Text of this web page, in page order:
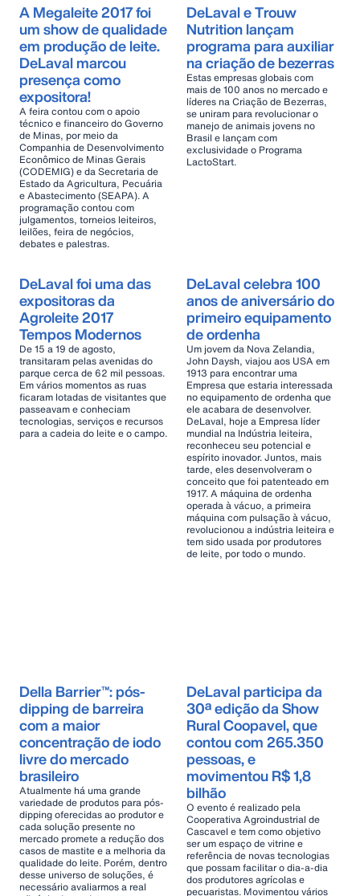
A Megaleite 2017 foi
um show de qualidade
em produção de leite.
DeLaval marcou
presença como
expositora!
A feira contou com o apoio
técnico e financeiro do Governo
de Minas, por meio da
Companhia de Desenvolvimento
Econômico de Minas Gerais
(CODEMIG) e da Secretaria de
Estado da Agricultura, Pecuária
e Abastecimento (SEAPA). A
programação contou com
julgamentos, torneios leiteiros,
leilões, feira de negócios,
debates e palestras.
DeLaval e Trouw
Nutrition lançam
programa para auxiliar
na criação de bezerras
Estas empresas globais com
mais de 100 anos no mercado e
líderes na Criação de Bezerras,
se uniram para revolucionar o
manejo de animais jovens no
Brasil e lançam com
exclusividade o Programa
LactoStart.
DeLaval foi uma das
expositoras da
Agroleite 2017
Tempos Modernos
De 15 a 19 de agosto,
transitaram pelas avenidas do
parque cerca de 62 mil pessoas.
Em vários momentos as ruas
ficaram lotadas de visitantes que
passeavam e conheciam
tecnologias, serviços e recursos
para a cadeia do leite e o campo.
DeLaval celebra 100
anos de aniversário do
primeiro equipamento
de ordenha
Um jovem da Nova Zelandia,
John Daysh, viajou aos USA em
1913 para encontrar uma
Empresa que estaria interessada
no equipamento de ordenha que
ele acabara de desenvolver.
DeLaval, hoje a Empresa líder
mundial na Indústria leiteira,
reconheceu seu potencial e
espírito inovador. Juntos, mais
tarde, eles desenvolveram o
conceito que foi patenteado em
1917. A máquina de ordenha
operada à vácuo, a primeira
máquina com pulsação à vácuo,
revolucionou a indústria leiteira e
tem sido usada por produtores
de leite, por todo o mundo.
Della Barrier™: pós-
dipping de barreira
com a maior
concentração de iodo
livre do mercado
brasileiro
Atualmente há uma grande
variedade de produtos para pós-
dipping oferecidas ao produtor e
cada solução presente no
mercado promete a redução dos
casos de mastite e a melhoria da
qualidade do leite. Porém, dentro
desse universo de soluções, é
necessário avaliarmos a real
DeLaval participa da
30ª edição da Show
Rural Coopavel, que
contou com 265.350
pessoas, e
movimentou R$ 1,8
bilhão
O evento é realizado pela
Cooperativa Agroindustrial de
Cascavel e tem como objetivo
ser um espaço de vitrine e
referência de novas tecnologias
que possam facilitar o dia-a-dia
dos produtores agrícolas e
pecuaristas. Movimentou vários